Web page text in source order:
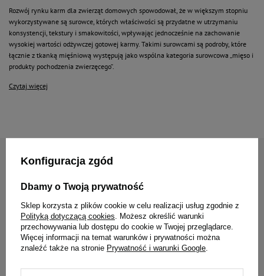
Rozwój rynku karm dla zwierząt domowych spowodował, że w większym stopniu
wykorzystywane są surowce, których właściwości są przydatne w utrzymaniu
konsystencji, tekstury i smakowitości, wpływając jednocześnie na zachowanie
wysokiej wartości odżywczej gotowej karmy. Takimi surowcami są podroby, które
łącznie z tkanką mięśniową występują jako wspólna kategoria surowcowa „mięso i
produkty pochodzenia zwierzęcego”.
Czytaj więcej
Zapisz się do naszego newslettera
Zyskaj 10% rabatu* na
pierwsze zamówienie
Jak masz na imię?
Konfiguracja zgód
Dbamy o Twoją prywatność
Sklep korzysta z plików cookie w celu realizacji usług zgodnie z
Polityką dotyczącą cookies . Możesz określić warunki
przechowywania lub dostępu do cookie w Twojej przeglądarce.
Więcej informacji na temat warunków i prywatności można
znaleźć także na stronie Prywatność i warunki Google